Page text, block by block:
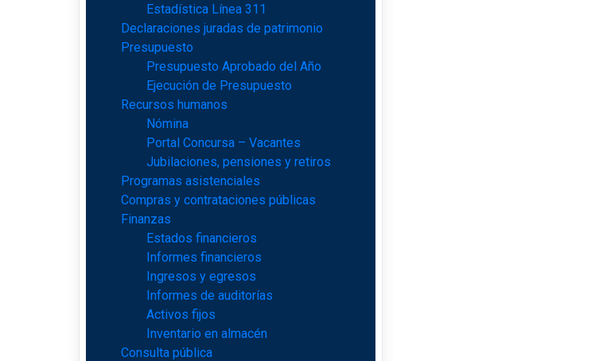
Estadística Línea 311
Declaraciones juradas de patrimonio
Presupuesto
Presupuesto Aprobado del Año
Ejecución de Presupuesto
Recursos humanos
Nómina
Portal Concursa – Vacantes
Jubilaciones, pensiones y retiros
Programas asistenciales
Compras y contrataciones públicas
Finanzas
Estados financieros
Informes financieros
Ingresos y egresos
Informes de auditorías
Activos fijos
Inventario en almacén
Consulta pública